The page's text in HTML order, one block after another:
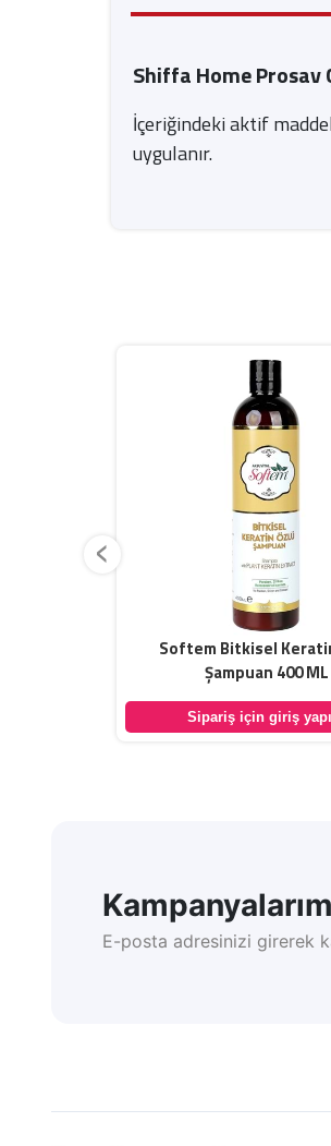
Shiffa Home Prosav
İçeriğindeki aktif
uygulanır.
Softem Bitkisel
Şampuan 400 ML
Sipariş için giriş
‹
E-posta adresinizi girerek